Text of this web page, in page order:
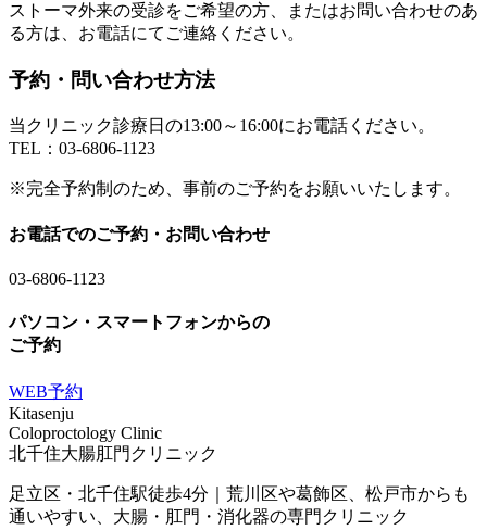
ストーマ外来の受診をご希望の方、またはお問い合わせのあ
る方は、お電話にてご連絡ください。
予約・問い合わせ方法
当クリニック診療日の13:00～16:00にお電話ください。
TEL： 03-6806-1123
※完全予約制のため、事前のご予約をお願いいたします。
お電話でのご予約・お問い合わせ
03-6806-1123
パソコン・スマートフォンからの
ご予約
WEB予約
Kitasenju
Coloproctology Clinic
北千住大腸肛門クリニック
足立区・北千住駅徒歩4分｜荒川区や葛飾区、松戸市からも
通いやすい、大腸・肛門・消化器の専門クリニック